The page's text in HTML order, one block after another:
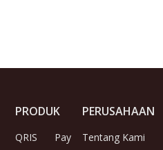
PRODUK
QRIS
Pay
PERUSAHAAN
Tentang Kami